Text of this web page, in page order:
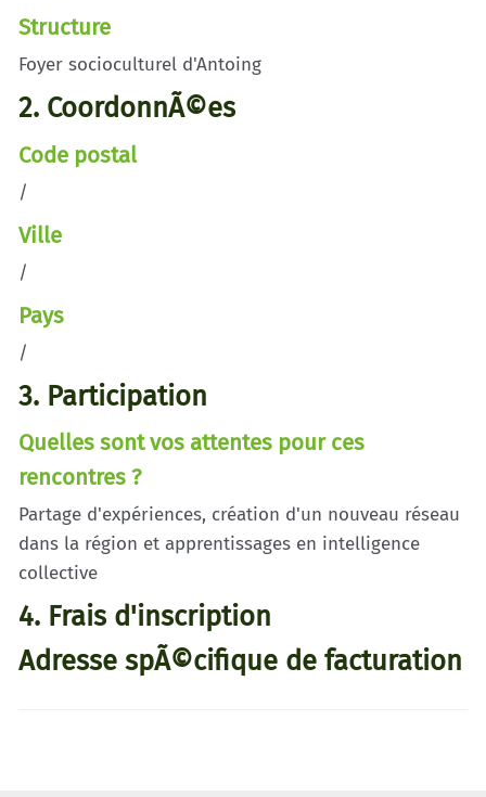
Structure
Foyer socioculturel d'Antoing
2. CoordonnÃ©es
Code postal
/
Ville
/
Pays
/
3. Participation
Quelles sont vos attentes pour ces
rencontres ?
Partage d'expériences, création d'un nouveau réseau
dans la région et apprentissages en intelligence
collective
4. Frais d'inscription
Adresse spÃ©cifique de facturation